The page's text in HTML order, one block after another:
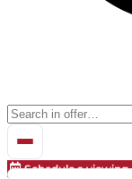
Schedule a viewing